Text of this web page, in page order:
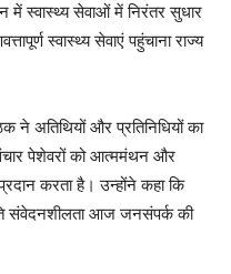
में स्वास्थ्य सेवाओं में निरंतर सुधार
स्वास्थ्य सेवाएं पहुंचाना राज्य
ने अतिथियों और प्रतिनिधियों का
पेशेवरों को आत्ममंथन और
करता है। उन्होंने कहा कि
संवेदनशीलता आज जनसंपर्क की